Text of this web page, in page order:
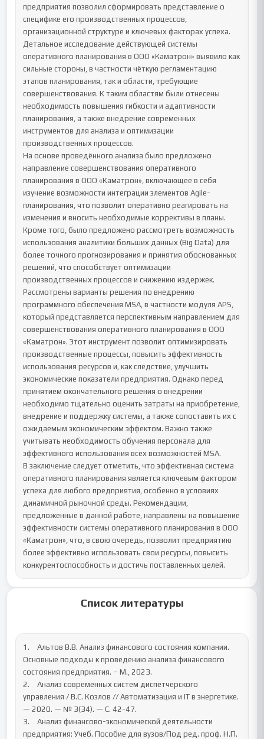
предприятия позволил сформировать представление о
специфике его производственных процессов,
организационной структуре и ключевых факторах успеха.
Детальное исследование действующей системы
оперативного планирования в ООО «Каматрон» выявило как
сильные стороны, в частности чёткую регламентацию
этапов планирования, так и области, требующие
совершенствования. К таким областям были отнесены
необходимость повышения гибкости и адаптивности
планирования, а также внедрение современных
инструментов для анализа и оптимизации
производственных процессов.
На основе проведённого анализа было предложено
направление совершенствования оперативного
планирования в ООО «Каматрон», включающее в себя
изучение возможности интеграции элементов Agile-
планирования, что позволит оперативно реагировать на
изменения и вносить необходимые коррективы в планы.
Кроме того, было предложено рассмотреть возможность
использования аналитики больших данных (Big Data) для
более точного прогнозирования и принятия обоснованных
решений, что способствует оптимизации
производственных процессов и снижению издержек.
Рассмотрены варианты решения по внедрению
программного обеспечения MSA, в частности модуля APS,
который представляется перспективным направлением для
совершенствования оперативного планирования в ООО
«Каматрон». Этот инструмент позволит оптимизировать
производственные процессы, повысить эффективность
использования ресурсов и, как следствие, улучшить
экономические показатели предприятия. Однако перед
принятием окончательного решения о внедрении
необходимо тщательно оценить затраты на приобретение,
внедрение и поддержку системы, а также сопоставить их с
ожидаемым экономическим эффектом. Важно также
учитывать необходимость обучения персонала для
эффективного использования всех возможностей MSA.
В заключение следует отметить, что эффективная система
оперативного планирования является ключевым фактором
успеха для любого предприятия, особенно в условиях
динамичной рыночной среды. Рекомендации,
предложенные в данной работе, направлены на повышение
эффективности системы оперативного планирования в ООО
«Каматрон», что, в свою очередь, позволит предприятию
более эффективно использовать свои ресурсы, повысить
конкурентоспособность и достичь поставленных целей.
Список литературы
1.	Альтов В.В. Анализ финансового состояния компании.
Основные подходы к проведению анализа финансового
состояния предприятия. – М., 2023.
2.	Анализ современных систем диспетчерского
управления / В.С. Козлов // Автоматизация и IT в энергетике.
— 2020. — № 3(34). — С. 42-47.
3.	Анализ финансово-экономической деятельности
предприятия: Учеб. Пособие для вузов/Под ред. проф. Н.П.